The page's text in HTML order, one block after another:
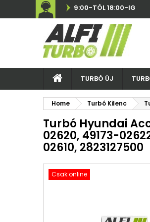
9:00-TÓL 18:00-IG
TURBÓ ÚJ
Home Turbó Kilenc
Turbó Hyundai
02620, 49173-
02610, 2823127500
Csak online